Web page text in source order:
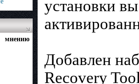
установки
Добавлен
Recovery